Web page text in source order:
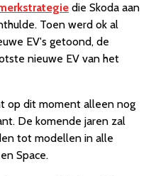
die Skoda aan
Toen werd ok al
EV's getoond, de
nieuwe EV van het
op dit moment alleen nog
De komende jaren zal
tot modellen in alle
Space.